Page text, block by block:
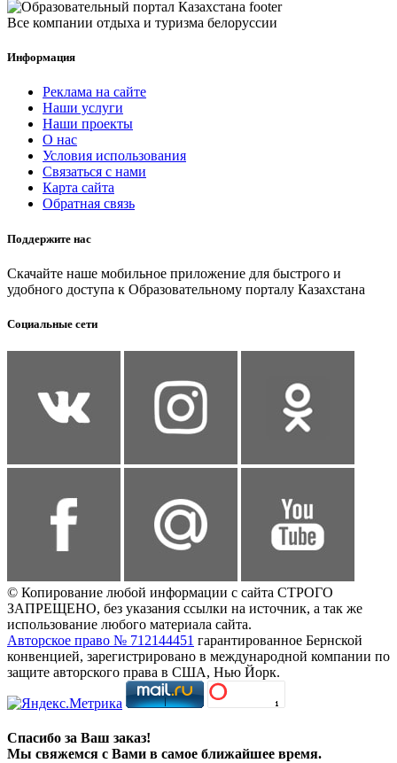
Все компании отдыха и туризма белоруссии
Информация
Реклама на сайте
Наши услуги
Наши проекты
О нас
Условия использования
Связаться с нами
Карта сайта
Обратная связь
Поддержите нас
Скачайте наше мобильное приложение для быстрого и
удобного доступа к Образовательному порталу Казахстана
Социальные сети
© Копирование любой информации с сайта СТРОГО
ЗАПРЕЩЕНО, без указания ссылки на источник, а так же
использование любого материала сайта.
Авторское право № 712144451 гарантированное Бернской
конвенцией, зарегистрировано в международной компании по
защите авторского права в США, Нью Йорк.
Спасибо за Ваш заказ!
Мы свяжемся с Вами в самое ближайшее время.